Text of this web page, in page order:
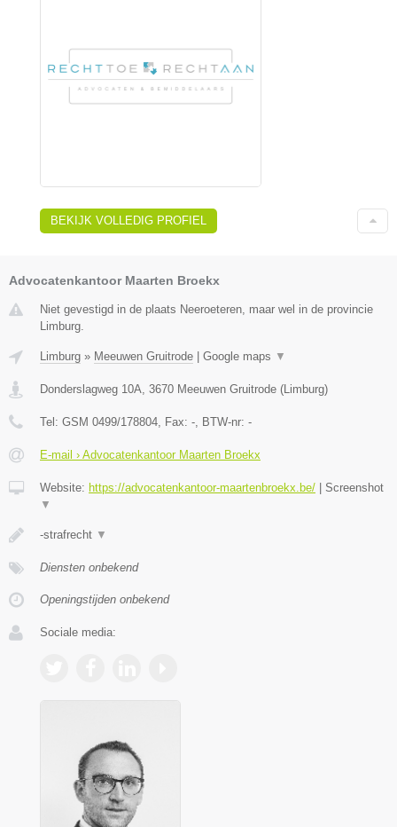
BEKIJK VOLLEDIG PROFIEL
Advocatenkantoor Maarten Broekx
Niet gevestigd in de plaats Neeroeteren, maar wel in de provincie
Limburg.
Limburg » Meeuwen Gruitrode | Google maps ▼
Donderslagweg 10A 3670 Meeuwen Gruitrode (Limburg)
Tel: GSM 0499/178804 , Fax: - , BTW-nr: -
E-mail › Advocatenkantoor Maarten Broekx
Website: https://advocatenkantoor-maartenbroekx.be/ | Screenshot
▼
-strafrecht ▼
Diensten onbekend
Openingstijden onbekend
Sociale media: